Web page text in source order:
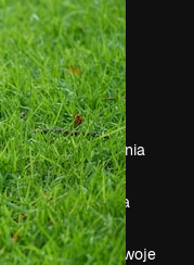
Cennik
O nas
Reviews
Kariera
Trendy
wyszukiwania
Blog
Wydarzenia
Slidesgo
Sprzedaj swoje